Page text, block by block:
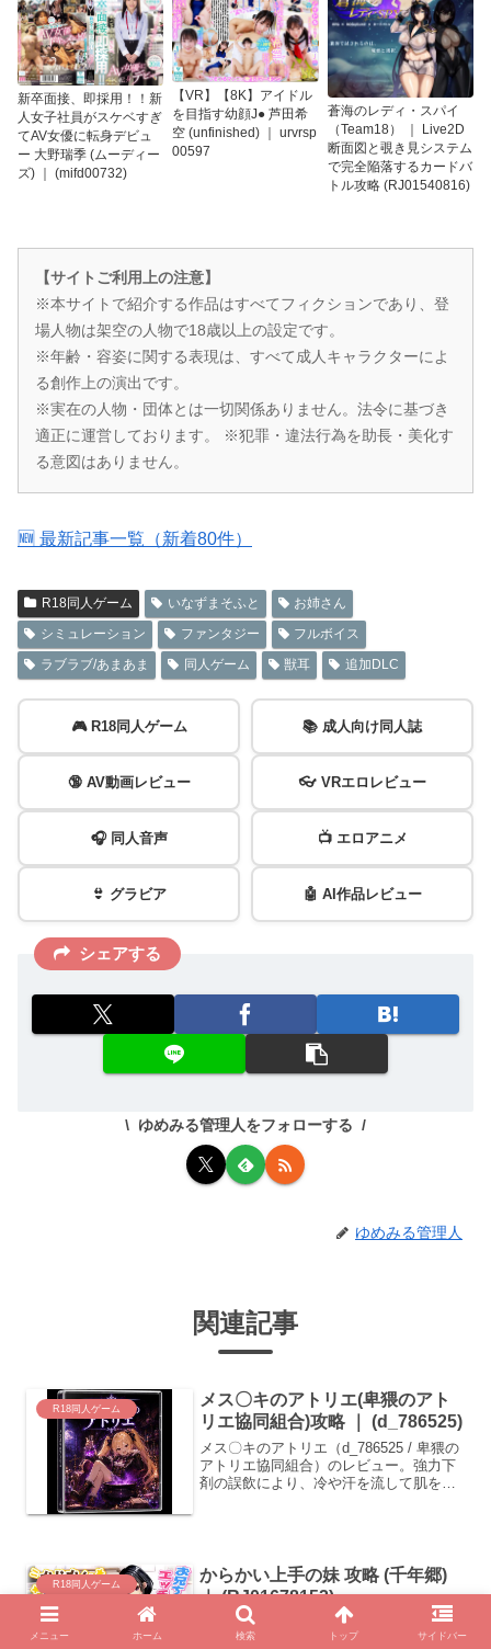
新卒面接、即採用！！新
人女子社員がスケベすぎ
てAV女優に転身デビュ
ー 大野瑞季 (ムーディー
ズ) ｜ (mifd00732)
【VR】【8K】アイドル
を目指す幼顔J● 芦田希
空 (unfinished) ｜ urvrsp
00597
蒼海のレディ・スパイ
（Team18） ｜ Live2D
断面図と覗き見システム
で完全陥落するカードバ
トル攻略 (RJ01540816)
【サイトご利用上の注意】
※本サイトで紹介する作品はすべてフィクションであり、登
場人物は架空の人物で18歳以上の設定です。
※年齢・容姿に関する表現は、すべて成人キャラクターによ
る創作上の演出です。
※実在の人物・団体とは一切関係ありません。法令に基づき
適正に運営しております。 ※犯罪・違法行為を助長・美化す
る意図はありません。
🆕 最新記事一覧（新着80件）
R18同人ゲーム いなずまそふと
お姉さん
シミュレーション
ファンタジー
フルボイス
ラブラブ/あまあま
同人ゲーム 獣耳 追加DLC
🎮 R18同人ゲーム 📚 成人向け同人誌
🔞 AV動画レビュー 👓 VRエロレビュー
🎧 同人音声 📺 エロアニメ
👙 グラビア 🤖 AI作品レビュー
シェアする
ゆめみる管理人をフォローする
ゆめみる管理人
関連記事
R18同人ゲーム
メス〇キのアトリエ(卑猥のアト
リエ協同組合)攻略 ｜ (d_786525)
メス〇キのアトリエ（d_786525 / 卑猥の
アトリエ協同組合）のレビュー。強力下
剤の誤飲により、冷や汗を流して肌を紅
R18同人ゲーム
からかい上手の妹 攻略 (千年郷)
｜ (RJ01678152)
からかい上手の妹（RJ01678152 / 千年
郷）のレビュー。太ももの間から覗く黄
メニュー ホーム 検索 トップ サイドバー